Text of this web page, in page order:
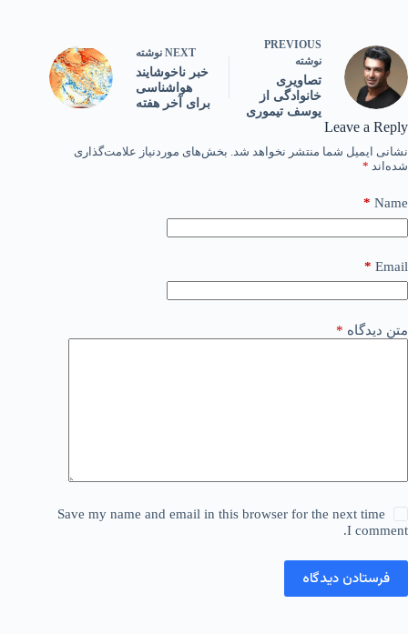
PREVIOUS
نوشته
تصاویری
خانوادگی از
یوسف تیموری
NEXT نوشته
خبر ناخوشایند
هواشناسی
برای آخر هفته
Leave a Reply
نشانی ایمیل شما منتشر نخواهد شد. بخش‌های موردنیاز علامت‌گذاری
شده‌اند *
Name
*
Email
*
متن دیدگاه *
Save my name and email in this browser for the next time
I comment.
فرستادن دیدگاه